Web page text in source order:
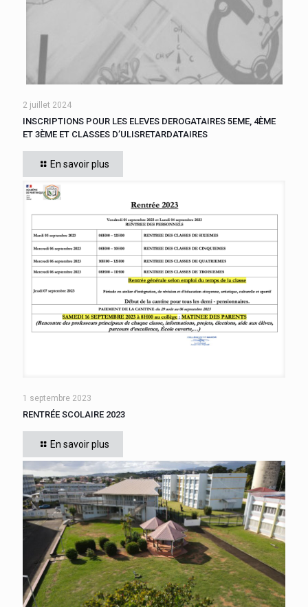
2 juillet 2024
INSCRIPTIONS POUR LES ELEVES DEROGATAIRES 5EME, 4ÈME
ET 3ÈME ET CLASSES D’ULISRETARDATAIRES
En savoir plus
1 septembre 2023
RENTRÉE SCOLAIRE 2023
En savoir plus